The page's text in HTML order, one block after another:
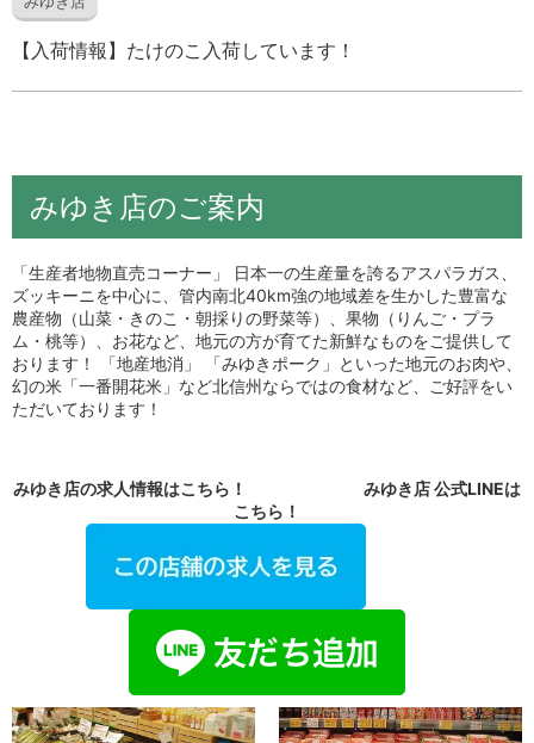
【入荷情報】たけのこ入荷しています！
みゆき店のご案内
「生産者地物直売コーナー」 日本一の生産量を誇るアスパラガス、
ズッキーニを中心に、管内南北40km強の地域差を生かした豊富な
農産物（山菜・きのこ・朝採りの野菜等）、果物（りんご・プラ
ム・桃等）、お花など、地元の方が育てた新鮮なものをご提供して
おります！ 「地産地消」 「みゆきポーク」といった地元のお肉や、
幻の米「一番開花米」など北信州ならではの食材など、ご好評をい
ただいております！
みゆき店の求人情報はこちら！ みゆき店 公式LINEは
こちら！